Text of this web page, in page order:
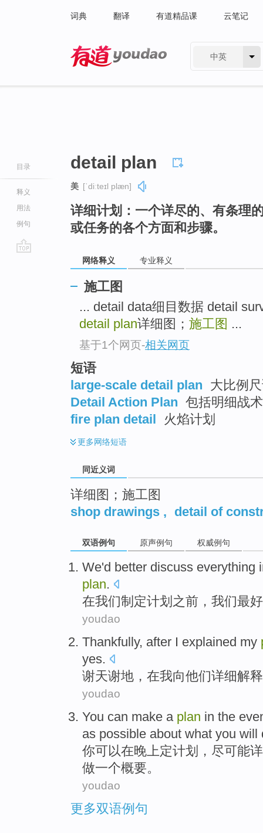
词典 翻译 有道精品课 云笔记
中英
目录
释义
用法
例句
detail plan
美 [ˈdiːteɪl plæn]
详细计划：一个详尽的、有条理
或任务的各个方面和步骤。
网络释义 专业释义
施工图
... detail data细目数据 detail
detail plan详细图； 施工图 ...
基于1个网页-相关网页
短语
large-scale detail plan 大比例
Detail Action Plan 包括明细战
fire plan detail
火焰计划
更多网络短语
同近义词
详细图；施工图
shop drawings , detail of
双语例句 原声例句 权威例句
We'd better discuss everything
plan.
在我们制定计划 之前 ，我们最好
youdao
Thankfully, after I explained my
yes.
谢天谢地 ， 在我向他们详细解
youdao
You can make a plan in the
as possible about what you will
你可以在晚上定计划 ， 尽可能
做一个概要。
youdao
更多双语例句